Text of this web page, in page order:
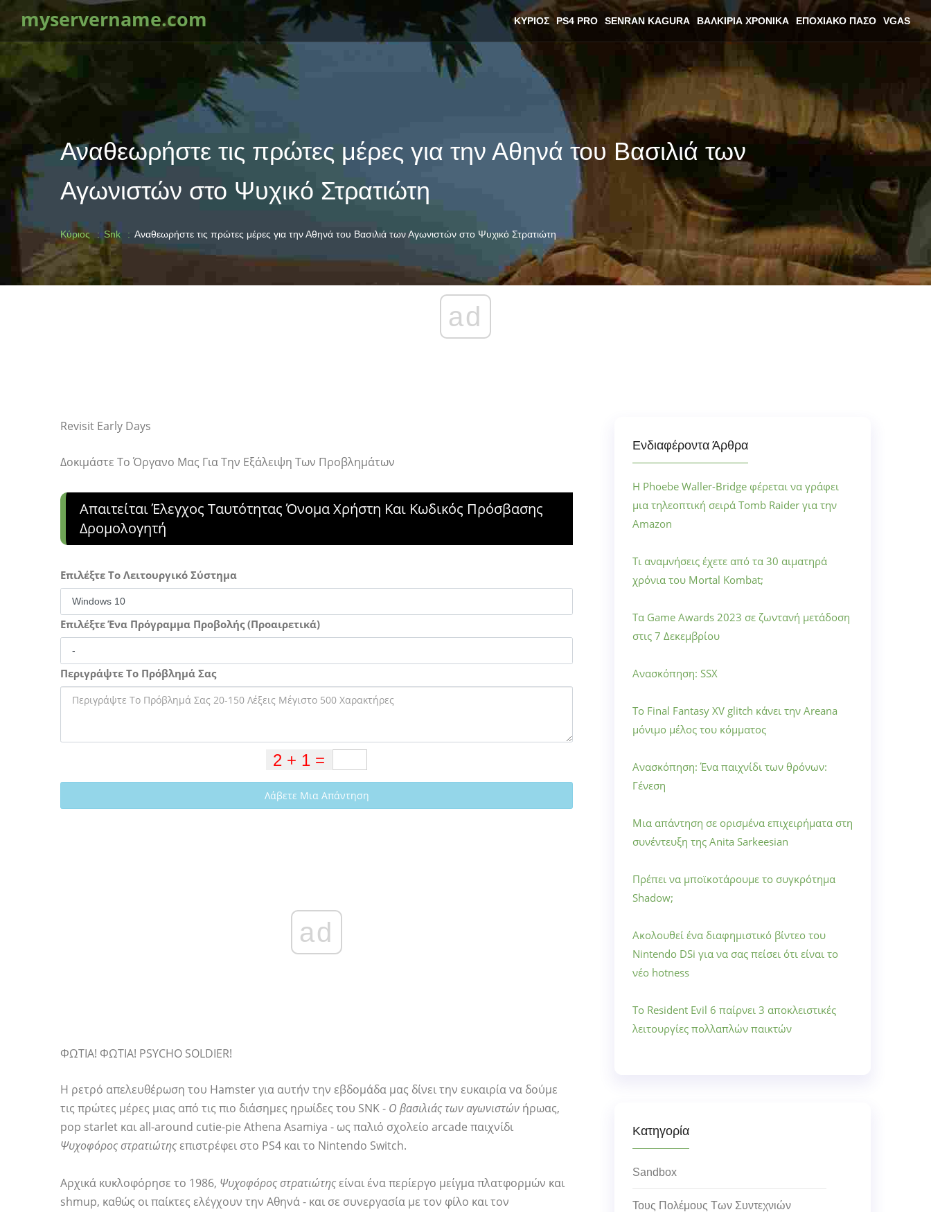
myservername.com ΚΎΡΙΟΣ PS4 PRO SENRAN KAGURA ΒΑΛΚΊΡΙΑ ΧΡΟΝΙΚΆ ΕΠΟΧΙΑΚΌ ΠΆΣΟ VGAS
Αναθεωρήστε τις πρώτες μέρες για την Αθηνά του Βασιλιά των
Αγωνιστών στο Ψυχικό Στρατιώτη
Κύριος Snk Αναθεωρήστε τις πρώτες μέρες για την Αθηνά του Βασιλιά των Αγωνιστών στο Ψυχικό Στρατιώτη
ad
Revisit Early Days
Δοκιμάστε Το Όργανο Μας Για Την Εξάλειψη Των Προβλημάτων
Απαιτείται Έλεγχος Ταυτότητας Όνομα Χρήστη Και Κωδικός Πρόσβασης
Δρομολογητή
Επιλέξτε Το Λειτουργικό Σύστημα
Επιλέξτε Ένα Πρόγραμμα Προβολής (Προαιρετικά)
Περιγράψτε Το Πρόβλημά Σας
Λάβετε Μια Απάντηση
ad
ΦΩΤΙΑ! ΦΩΤΙΑ! PSYCHO SOLDIER!
Η ρετρό απελευθέρωση του Hamster για αυτήν την εβδομάδα μας δίνει την ευκαιρία να δούμε
τις πρώτες μέρες μιας από τις πιο διάσημες ηρωίδες του SNK - Ο βασιλιάς των αγωνιστών ήρωας,
pop starlet και all-around cutie-pie Athena Asamiya - ως παλιό σχολείο arcade παιχνίδι
Ψυχοφόρος στρατιώτηςεπιστρέφει στο PS4 και το Nintendo Switch.
Αρχικά κυκλοφόρησε το 1986, Ψυχοφόρος στρατιώτηςείναι ένα περίεργο μείγμα πλατφορμών και
shmup, καθώς οι παίκτες ελέγχουν την Αθηνά - και σε συνεργασία με τον φίλο και τον
Ενδιαφέροντα Άρθρα
Η Phoebe Waller-Bridge φέρεται να γράφει
μια τηλεοπτική σειρά Tomb Raider για την
Amazon
Τι αναμνήσεις έχετε από τα 30 αιματηρά
χρόνια του Mortal Kombat;
Τα Game Awards 2023 σε ζωντανή μετάδοση
στις 7 Δεκεμβρίου
Ανασκόπηση: SSX
Το Final Fantasy XV glitch κάνει την Areana
μόνιμο μέλος του κόμματος
Ανασκόπηση: Ένα παιχνίδι των θρόνων:
Γένεση
Μια απάντηση σε ορισμένα επιχειρήματα στη
συνέντευξη της Anita Sarkeesian
Πρέπει να μποϊκοτάρουμε το συγκρότημα
Shadow;
Ακολουθεί ένα διαφημιστικό βίντεο του
Nintendo DSi για να σας πείσει ότι είναι το
νέο hotness
Το Resident Evil 6 παίρνει 3 αποκλειστικές
λειτουργίες πολλαπλών παικτών
Κατηγορία
Sandbox
Τους Πολέμους Των Συντεχνιών